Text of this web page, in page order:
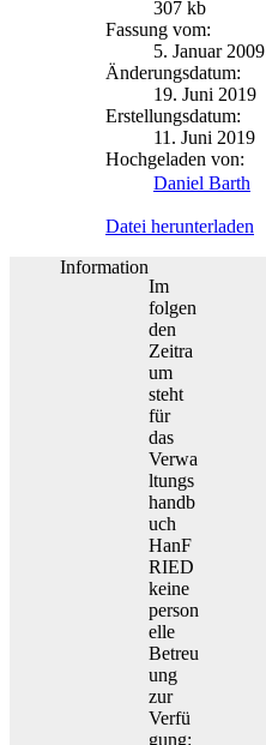
307 kb
Fassung vom:
5. Januar 2009
Änderungsdatum:
19. Juni 2019
Erstellungsdatum:
11. Juni 2019
Hochgeladen von:
Daniel Barth
Datei herunterladen
Information
Im
folgen
den
Zeitra
um
steht
für
das
Verwa
ltungs
handb
uch
HanF
RIED
keine
person
elle
Betreu
ung
zur
Verfü
gung: